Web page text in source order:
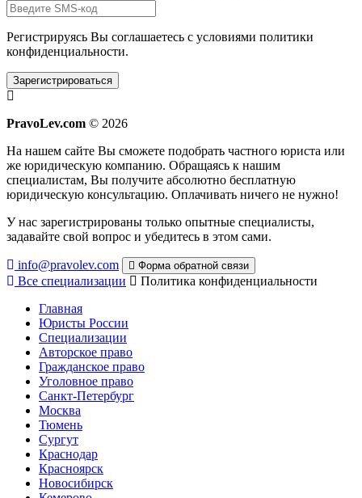
Регистрируясь Вы соглашаетесь с условиями политики
конфиденциальности.
Зарегистрироваться
PravoLev.com © 2026
На нашем сайте Вы сможете подобрать частного юриста или
же юридическую компанию. Обращаясь к нашим
специалистам, Вы получите абсолютно бесплатную
юридическую консультацию. Оплачивать ничего не нужно!
У нас зарегистрированы только опытные специалисты,
задавайте свой вопрос и убедитесь в этом сами.
info@pravolev.com Форма обратной связи
Все специализации
Политика конфиденциальности
Главная
Юристы России
Специализации
Авторское право
Гражданское право
Уголовное право
Санкт-Петербург
Москва
Тюмень
Сургут
Краснодар
Красноярск
Новосибирск